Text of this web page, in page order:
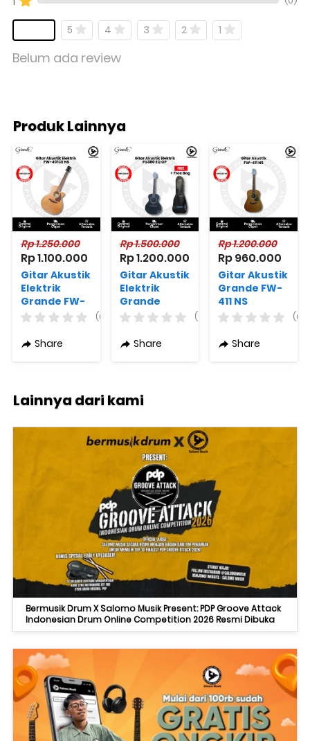
5 4 3 2 1
Belum ada review
Produk Lainnya
Rp 1.250.000
Rp 1.100.000
Gitar Akustik
Elektrik
Grande FW-
401CE NS
(0)
Share
Rp 1.500.000
Rp 1.200.000
Gitar Akustik
Elektrik
Grande
FG380 EQ OP
(0)
Share
Rp 1.200.000
Rp 960.000
Gitar Akustik
Grande FW-
411 NS
Original
(0)
Share
Lainnya dari kami
Bermusik Drum X Salomo Musik Present: PDP Groove Attack
Indonesian Drum Online Competition 2026 Resmi Dibuka